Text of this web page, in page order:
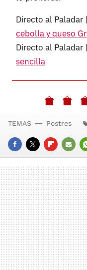
Directo al Paladar |
cebolla y queso
Directo al Paladar |
sencilla
FACEBOOK
TWITTERFLIPBOARD
E-
MAIL
TEMAS Postres